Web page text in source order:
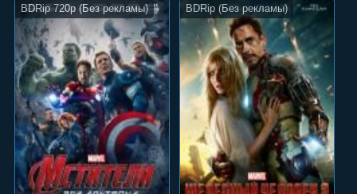
BDRip 720p (Без рекламы) BDRip (Без рекламы)